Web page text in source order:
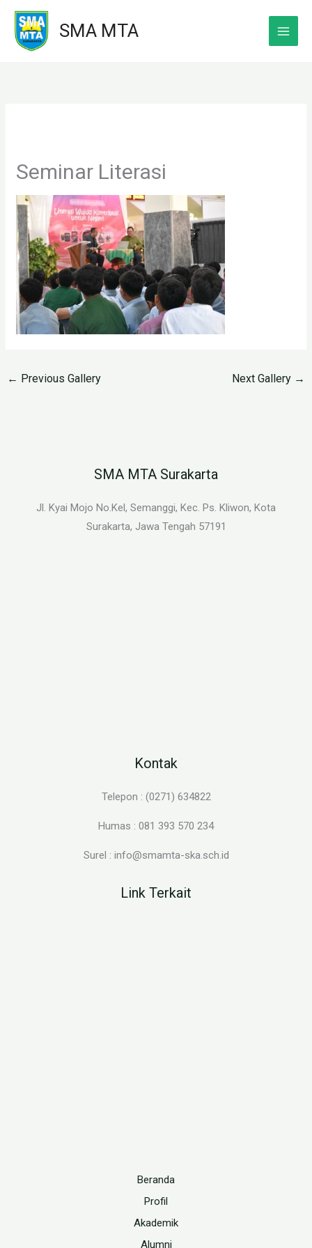
Skip
content
SMA MTA
Seminar Literasi
← Previous Gallery Next Gallery →
SMA MTA Surakarta
Jl. Kyai Mojo No.Kel, Semanggi, Kec. Ps. Kliwon, Kota
Surakarta, Jawa Tengah 57191
Kontak
Telepon : (0271) 634822
Humas : 081 393 570 234
Surel : info@smamta-ska.sch.id
Link Terkait
Beranda
Profil
Akademik
Alumni